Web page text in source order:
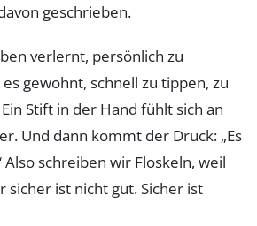
geschrieben.
verlernt, persönlich zu
gewohnt, schnell zu tippen, zu
Stift in der Hand fühlt sich an
Und dann kommt der Druck: „Es
schreiben wir Floskeln, weil
sicher ist nicht gut. Sicher ist